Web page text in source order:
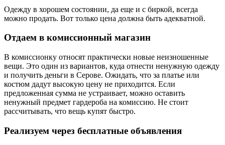
Одежду в хорошем состоянии, да еще и с биркой, всегда
можно продать. Вот только цена должна быть адекватной.
Отдаем в комиссионный магазин
В комиссионку относят практически новые неизношенные
вещи. Это один из вариантов, куда отнести ненужную одежду
и получить деньги в Серове. Ожидать, что за платье или
костюм дадут высокую цену не приходится. Если
предложенная сумма не устраивает, можно оставить
ненужный предмет гардероба на комиссию. Не стоит
рассчитывать, что вещь купят быстро.
Реализуем через бесплатные объявления